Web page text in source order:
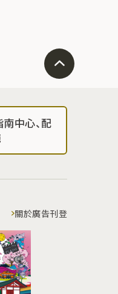
中心、配
關於廣告刊登